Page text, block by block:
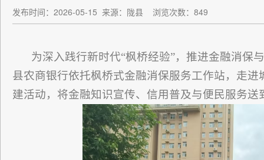
发布时间：2026-05-15 来源：陇县 浏览次数：849
为深入践行新时代“枫桥经验”，推进金融消保
县农商银行依托枫桥式金融消保服务工作站，走
建活动，将金融知识宣传、信用普及与便民服务送